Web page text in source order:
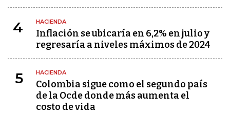
4 HACIENDA
Inflación se ubicaría en 6,2% en julio y
regresaría a niveles máximos de 2024
5 HACIENDA
Colombia sigue como el segundo país
de la Ocde donde más aumenta el
costo de vida